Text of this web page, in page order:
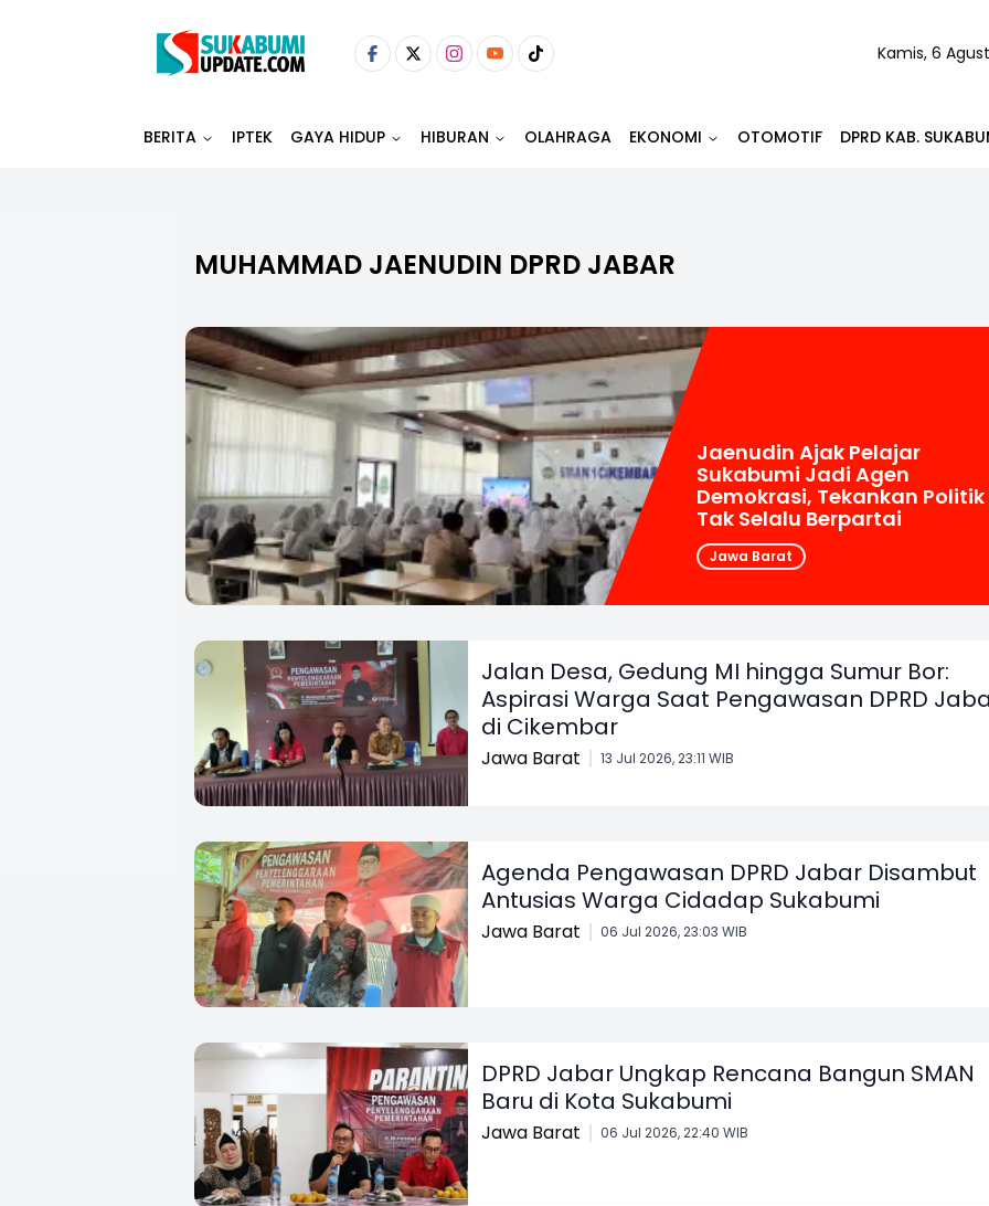
Kamis, 6
BERITA IPTEK GAYA HIDUP HIBURAN OLAHRAGA EKONOMI OTOMOTIF DPRD KAB.
MUHAMMAD JAENUDIN DPRD JABAR
Jaenudin Ajak Pelajar
Sukabumi Jadi Agen
Demokrasi, Tekankan Politik
Tak Selalu Berpartai
Jawa Barat
Jalan Desa, Gedung MI hingga Sumur Bor:
Aspirasi Warga Saat Pengawasan DPRD
di Cikembar
Jawa Barat 13 Jul 2026, 23:11 WIB
Agenda Pengawasan DPRD Jabar Disambut
Antusias Warga Cidadap Sukabumi
Jawa Barat 06 Jul 2026, 23:03 WIB
DPRD Jabar Ungkap Rencana Bangun SMAN
Baru di Kota Sukabumi
Jawa Barat 06 Jul 2026, 22:40 WIB